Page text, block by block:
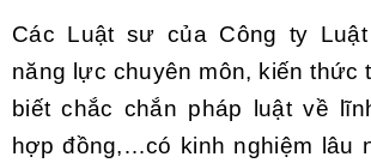
Các Luật sư của Công ty
năng lực chuyên môn, kiến thức
biết chắc chắn pháp luật về
hợp đồng,…có kinh nghiệm lâu